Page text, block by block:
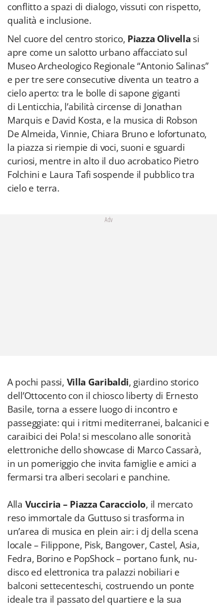
conflitto a spazi di dialogo, vissuti con rispetto,
qualità e inclusione.
Nel cuore del centro storico, Piazza Olivella si
apre come un salotto urbano affacciato sul
Museo Archeologico Regionale “Antonio Salinas”
e per tre sere consecutive diventa un teatro a
cielo aperto: tra le bolle di sapone giganti
di Lenticchia, l’abilità circense di Jonathan
Marquis e David Kosta, e la musica di Robson
De Almeida, Vinnie, Chiara Bruno e Iofortunato,
la piazza si riempie di voci, suoni e sguardi
curiosi, mentre in alto il duo acrobatico Pietro
Folchini e Laura Tafi sospende il pubblico tra
cielo e terra.
Adv
A pochi passi, Villa Garibaldi, giardino storico
dell’Ottocento con il chiosco liberty di Ernesto
Basile, torna a essere luogo di incontro e
passeggiate: qui i ritmi mediterranei, balcanici e
caraibici dei Pola! si mescolano alle sonorità
elettroniche dello showcase di Marco Cassarà,
in un pomeriggio che invita famiglie e amici a
fermarsi tra alberi secolari e panchine.
Alla Vucciria – Piazza Caracciolo, il mercato
reso immortale da Guttuso si trasforma in
un’area di musica en plein air: i dj della scena
locale – Filippone, Pisk, Bangover, Castel, Asia,
Fedra, Borino e PopShock – portano funk, nu-
disco ed elettronica tra palazzi nobiliari e
balconi settecenteschi, costruendo un ponte
ideale tra il passato del quartiere e la sua